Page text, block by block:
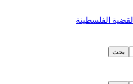
القضية الفلسطينة